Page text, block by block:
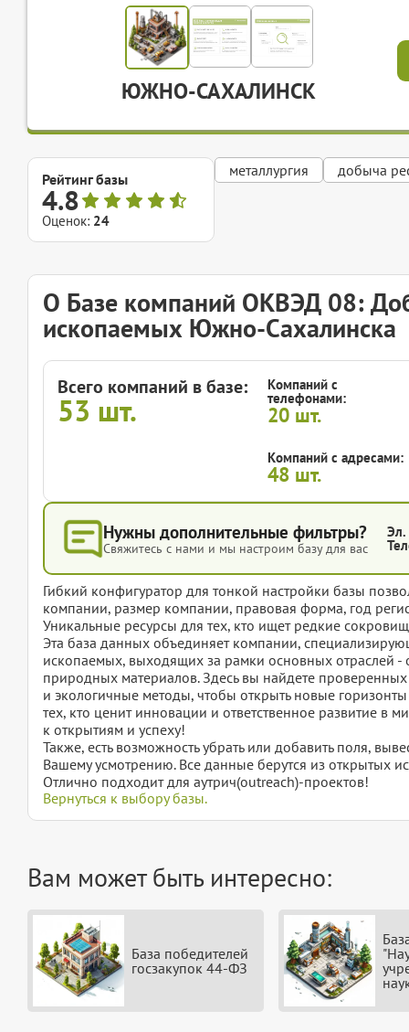
ЮЖНО-САХАЛИНСК
Рейтинг базы
4.8
Оценок: 24
металлургия добыча
О Базе компаний ОКВЭД 08:
ископаемых Южно-Сахалинска
Всего компаний в базе:
53 шт.
Компаний с
телефонами:
20 шт.
Компаний с адресами:
48 шт.
Нужны дополнительные фильтры?
Свяжитесь с нами и мы настроим базу для вас
Эл.
Гибкий конфигуратор для тонкой настройки базы
компании, размер компании, правовая форма, год
Уникальные ресурсы для тех, кто ищет редкие
Эта база данных объединяет компании,
ископаемых, выходящих за рамки основных отраслей
природных материалов. Здесь вы найдете
и экологичные методы, чтобы открыть новые
тех, кто ценит инновации и ответственное развитие в
к открытиям и успеху!
Также, есть возможность убрать или добавить поля,
Вашему усмотрению. Все данные берутся из открытых
Отлично подходит для аутрич(outreach)-проектов!
Вернуться к выбору базы.
Вам может быть интересно:
База победителей
госзакупок 44-ФЗ